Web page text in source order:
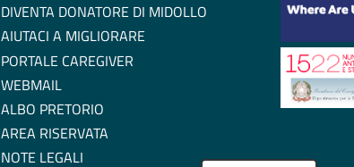
DIVENTA DONATORE DI MIDOLLO
AIUTACI A MIGLIORARE
PORTALE CAREGIVER
WEBMAIL
ALBO PRETORIO
AREA RISERVATA
NOTE LEGALI